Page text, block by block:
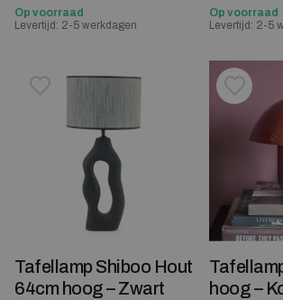
Op voorraad
Levertijd: 2-5 werkdagen
Op voorraad
Levertijd: 2-5
Toevoegen aan verlanglijstje
Verwijderen van verlanglijst
Tafellamp Shiboo Hout
64cm hoog – Zwart
hoog –